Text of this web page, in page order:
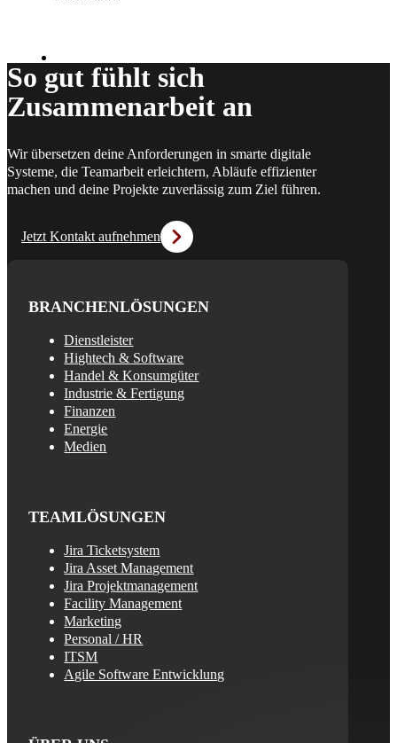
So gut fühlt sich
Zusammenarbeit an
Wir übersetzen deine Anforderungen in smarte digitale
Systeme, die Teamarbeit erleichtern, Abläufe effizienter
machen und deine Projekte zuverlässig zum Ziel führen.
Jetzt Kontakt aufnehmen
BRANCHENLÖSUNGEN
Dienstleister
Hightech & Software
Handel & Konsumgüter
Industrie & Fertigung
Finanzen
Energie
Medien
TEAMLÖSUNGEN
Jira Ticketsystem
Jira Asset Management
Jira Projektmanagement
Facility Management
Marketing
Personal / HR
ITSM
Agile Software Entwicklung